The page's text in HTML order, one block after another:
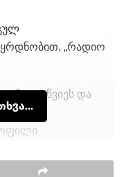
„რადიო
გაიწვიეს და
ქვეშ